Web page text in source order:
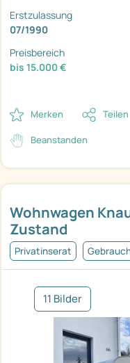
Wohnwagen
Zustand
Privatinserat
11 Bilder
Erstzulassung
07/1990
Preisbereich
bis 15.000 €
Merken Teilen
Beanstanden